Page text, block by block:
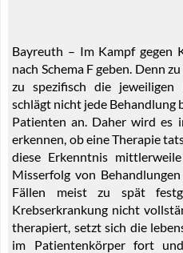
Bayreuth – Im Kampf gegen
nach Schema F geben. Denn
zu spezifisch die jeweiligen
schlägt nicht jede Behandlung
Patienten an. Daher wird es
erkennen, ob eine Therapie
diese Erkenntnis
Misserfolg von
Fällen meist zu spät
Krebserkrankung nicht
therapiert, setzt sich die
im Patientenkörper fort